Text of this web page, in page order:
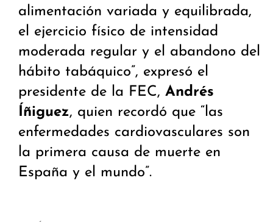
alimentación variada y equilibrada,
el ejercicio físico de intensidad
moderada regular y el abandono del
hábito tabáquico”, expresó el
presidente de la FEC, Andrés
Íñiguez, quien recordó que “las
enfermedades cardiovasculares son
la primera causa de muerte en
España y el mundo”.